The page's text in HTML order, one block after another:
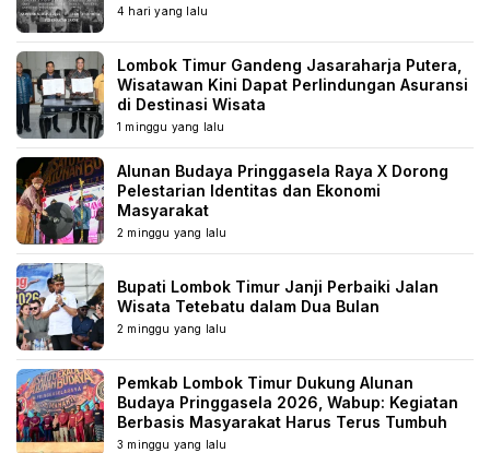
4 hari yang lalu
Lombok Timur Gandeng Jasaraharja Putera,
Wisatawan Kini Dapat Perlindungan Asuransi
di Destinasi Wisata
1 minggu yang lalu
Alunan Budaya Pringgasela Raya X Dorong
Pelestarian Identitas dan Ekonomi
Masyarakat
2 minggu yang lalu
Bupati Lombok Timur Janji Perbaiki Jalan
Wisata Tetebatu dalam Dua Bulan
2 minggu yang lalu
Pemkab Lombok Timur Dukung Alunan
Budaya Pringgasela 2026, Wabup: Kegiatan
Berbasis Masyarakat Harus Terus Tumbuh
3 minggu yang lalu